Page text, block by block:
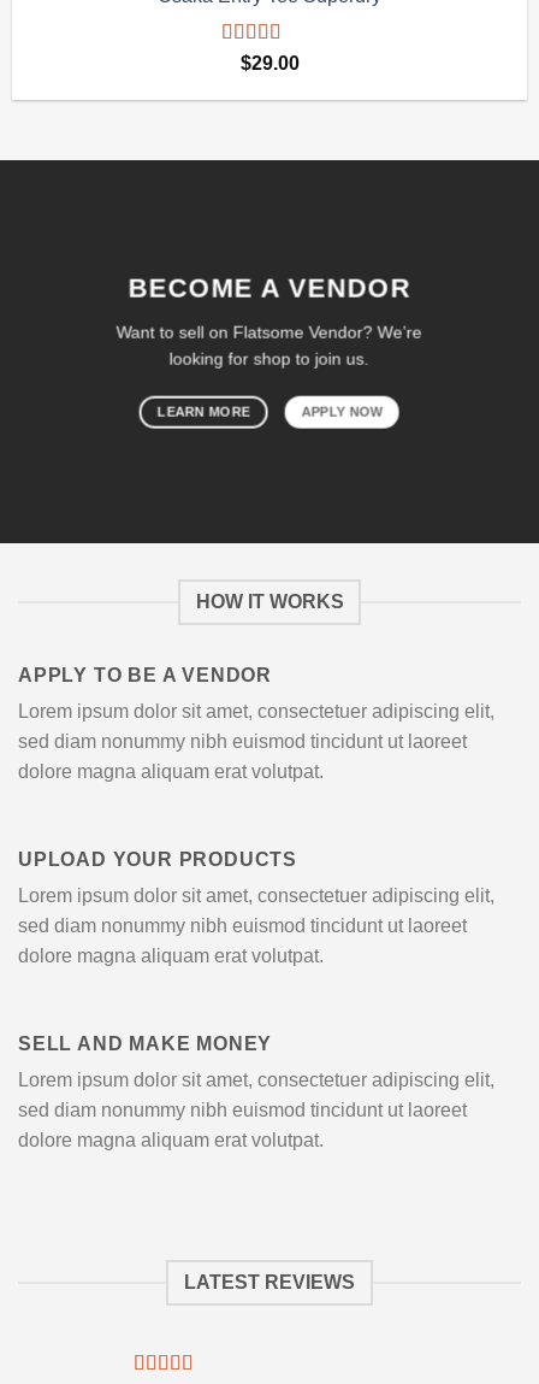
Được xếp
5 sao
$29.00
BECOME A VENDOR
Want to sell on Flatsome Vendor? We’re
looking for shop to join us.
LEARN MORE APPLY NOW
HOW IT WORKS
APPLY TO BE A VENDOR
Lorem ipsum dolor sit amet, consectetuer adipiscing elit,
sed diam nonummy nibh euismod tincidunt ut laoreet
dolore magna aliquam erat volutpat.
UPLOAD YOUR PRODUCTS
Lorem ipsum dolor sit amet, consectetuer adipiscing elit,
sed diam nonummy nibh euismod tincidunt ut laoreet
dolore magna aliquam erat volutpat.
SELL AND MAKE MONEY
Lorem ipsum dolor sit amet, consectetuer adipiscing elit,
sed diam nonummy nibh euismod tincidunt ut laoreet
dolore magna aliquam erat volutpat.
LATEST REVIEWS